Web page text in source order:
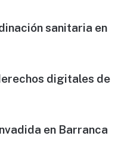
sanitaria en
digitales de
en Barranca